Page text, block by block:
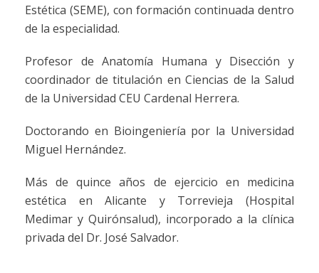
Estética (SEME), con formación continuada dentro
de la especialidad.
Profesor de Anatomía Humana y Disección y
coordinador de titulación en Ciencias de la Salud
de la Universidad CEU Cardenal Herrera.
Doctorando en Bioingeniería por la Universidad
Miguel Hernández.
Más de quince años de ejercicio en medicina
estética en Alicante y Torrevieja (Hospital
Medimar y Quirónsalud), incorporado a la clínica
privada del Dr. José Salvador.